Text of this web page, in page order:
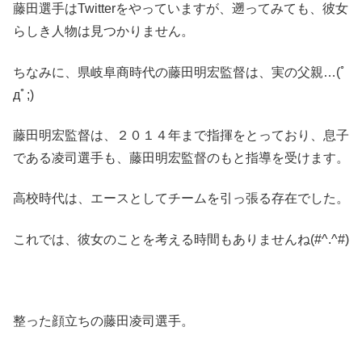
藤田選手はTwitterをやっていますが、遡ってみても、彼女
らしき人物は見つかりません。
ちなみに、県岐阜商時代の藤田明宏監督は、実の父親…(ﾟ
дﾟ;)
藤田明宏監督は、２０１４年まで指揮をとっており、息子
である凌司選手も、藤田明宏監督のもと指導を受けます。
高校時代は、エースとしてチームを引っ張る存在でした。
これでは、彼女のことを考える時間もありませんね(#^.^#)
整った顔立ちの藤田凌司選手。